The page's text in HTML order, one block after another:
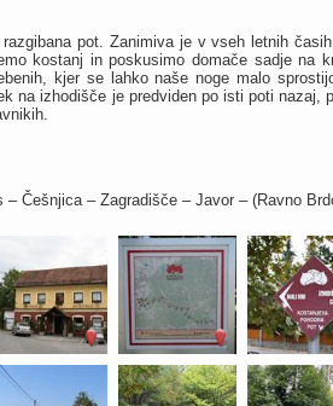
pot. Zanimiva je v vseh letnih
kostanj in poskusimo domače sadje
kjer se lahko naše noge malo
na izhodišče je predviden po isti poti
– Češnjica – Zagradišče – Javor – (Ravno